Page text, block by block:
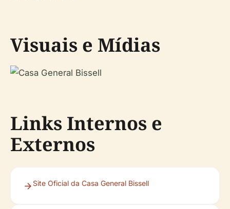
Visuais e Mídias
Links Internos e
Externos
Site Oficial da Casa General Bissell